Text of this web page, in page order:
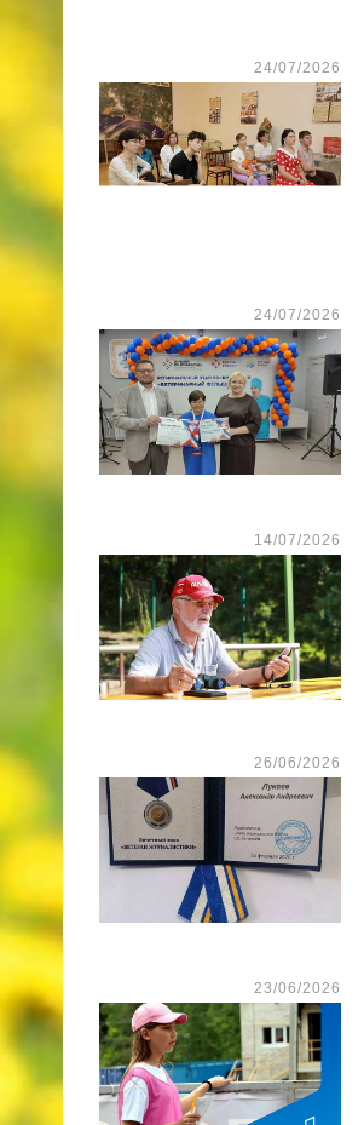
24/07/2026
24/07/2026
14/07/2026
26/06/2026
23/06/2026